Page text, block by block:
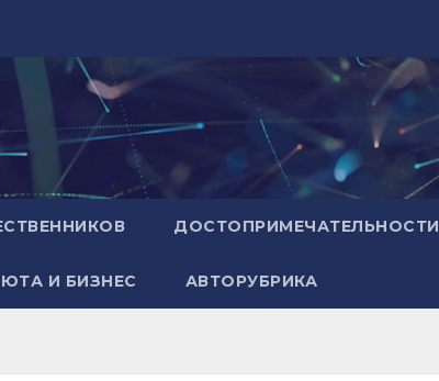
ДОСТОПРИМЕЧАТЕЛЬНОСТИ
И БИЗНЕС АВТОРУБРИКА